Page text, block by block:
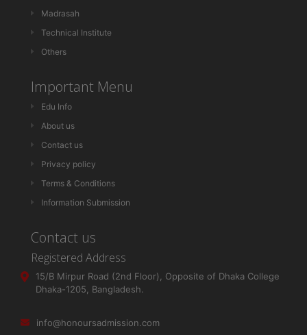
Madrasah
Technical Institute
Others
Important Menu
Edu Info
About us
Contact us
Privacy policy
Terms & Conditions
Information Submission
Contact us
Registered Address
15/B Mirpur Road (2nd Floor), Opposite of Dhaka College
Dhaka-1205, Bangladesh.
info@honoursadmission.com